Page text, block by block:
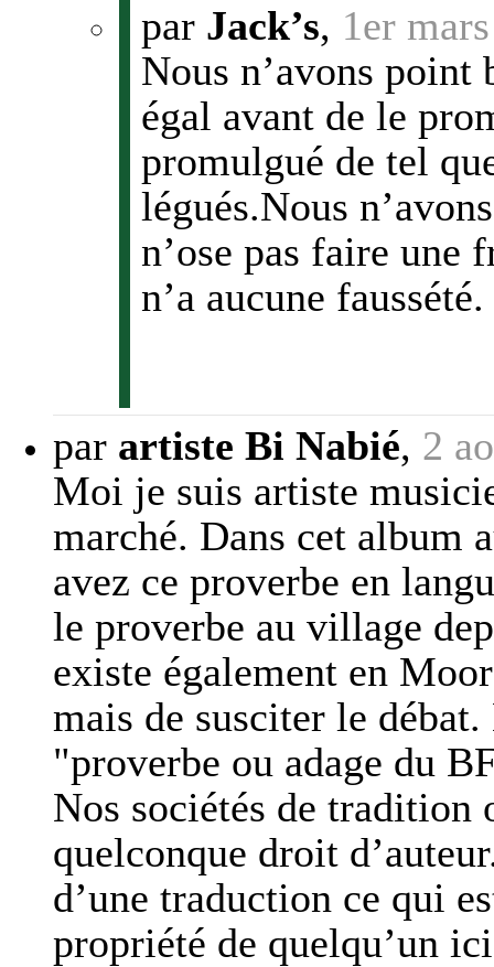
par Jack’s, 1er
Nous n’avons point
égal avant de le
promulgué de tel
légués.Nous
n’ose pas faire une
n’a aucune faussété.
par artiste Bi Nabié, 2
Moi je suis artiste
marché. Dans cet album
avez ce proverbe en
le proverbe au village
existe également en
mais de susciter le
"proverbe ou adage du
Nos sociétés de tradition
quelconque droit
d’une traduction ce qui
propriété de quelqu’un